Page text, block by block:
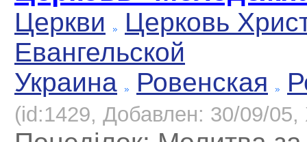
Церкви
Церковь
Евангельской
Украина
Ровенская
(id:1429, Добавлен: 30/09/05,